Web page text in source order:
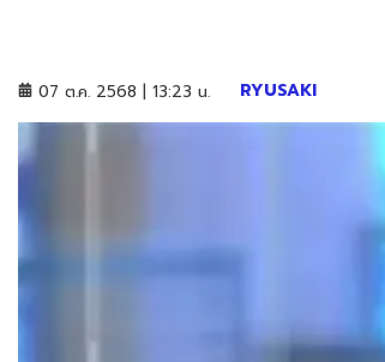
07 ต.ค. 2568 | 13:23 น. RYUSAKI